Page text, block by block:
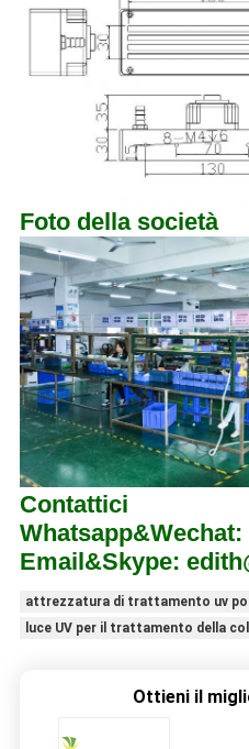
Foto della società
Contattici
Whatsapp&Wechat:
Email&Skype:
attrezzatura di trattamento uv
luce UV per il trattamento della
Ottieni il